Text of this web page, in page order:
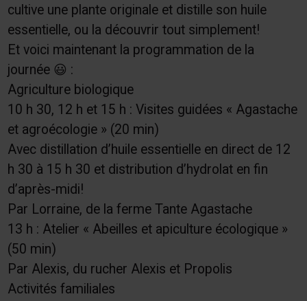
cultive une plante originale et distille son huile
essentielle, ou la découvrir tout simplement!
Et voici maintenant la programmation de la
journée 😃 :
Agriculture biologique
10 h 30, 12 h et 15 h : Visites guidées « Agastache
et agroécologie » (20 min)
Avec distillation d’huile essentielle en direct de 12
h 30 à 15 h 30 et distribution d’hydrolat en fin
d’après-midi!
Par Lorraine, de la ferme Tante Agastache
13 h : Atelier « Abeilles et apiculture écologique »
(50 min)
Par Alexis, du rucher Alexis et Propolis
Activités familiales